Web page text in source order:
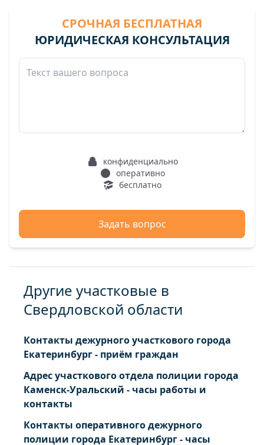
СРОЧНАЯ БЕСПЛАТНАЯ
ЮРИДИЧЕСКАЯ КОНСУЛЬТАЦИЯ
конфиденциально
оперативно
бесплатно
Задать вопрос
Другие участковые в
Свердловской области
Контакты дежурного участкового города
Екатеринбург - приём граждан
Адрес участкового отдела полиции города
Каменск-Уральский - часы работы и
контакты
Контакты оперативного дежурного
полиции города Екатеринбург - часы